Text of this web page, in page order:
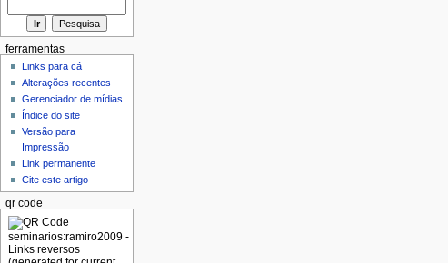
ferramentas
Links para cá
Alterações recentes
Gerenciador de mídias
Índice do site
Versão para
Impressão
Link permanente
Cite este artigo
qr code